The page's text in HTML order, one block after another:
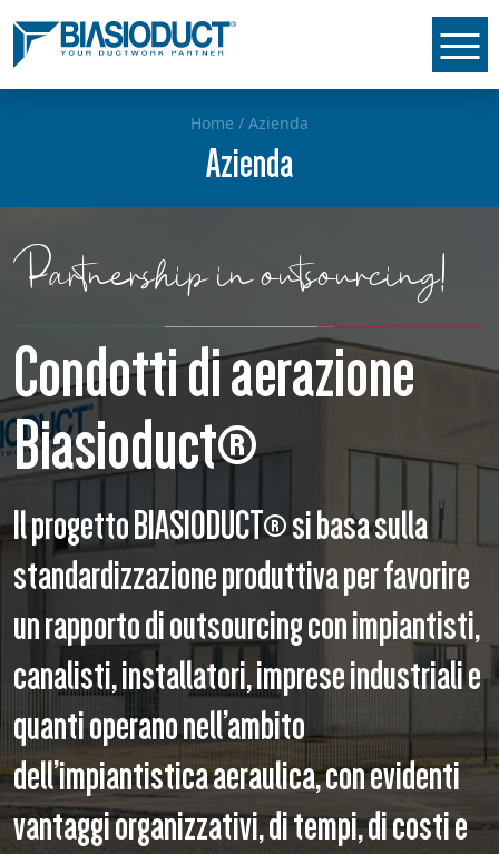
Home / Azienda
Azienda
Partnership in outsourcing!
Condotti di aerazione
Biasioduct®
Il progetto BIASIODUCT® si basa sulla
standardizzazione produttiva per favorire
un rapporto di outsourcing con impiantisti,
canalisti, installatori, imprese industriali e
quanti operano nell’ambito
dell’impiantistica aeraulica, con evidenti
vantaggi organizzativi, di tempi, di costi e